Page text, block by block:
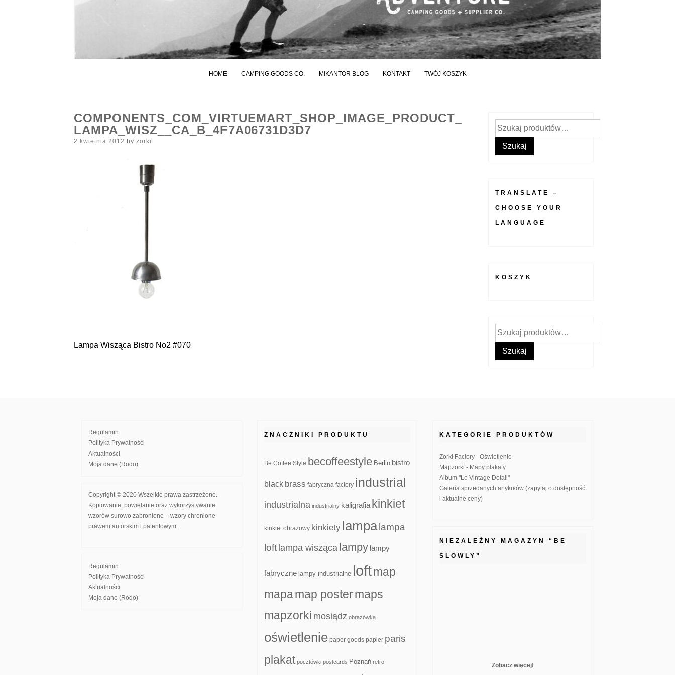
HOME CAMPING GOODS CO. MIKANTOR BLOG KONTAKT TWÓJ KOSZYK
COMPONENTS_COM_VIRTUEMART_SHOP_IMAGE_PRODUCT_
LAMPA_WISZ__CA_B_4F7A06731D3D7
Posted
2 kwietnia 2012 by zorki
Nawigacja
Lampa Wisząca Bistro No2 #070
Szukaj:
Szukaj
TRANSLATE –
CHOOSE YOUR
LANGUAGE
KOSZYK
Szukaj:
Szukaj
Regulamin
Polityka Prywatności
Aktualności
Moja dane (Rodo)
Copyright © 2020 Wszelkie prawa zastrzeżone.
Kopiowanie, powielanie oraz wykorzystywanie
wzorów surowo zabronione – wzory chronione
prawem autorskim i patentowym.
Regulamin
Polityka Prywatności
Aktualności
Moja dane (Rodo)
ZNACZNIKI PRODUKTU
Be Coffee Style becoffeestyle Berlin bistro
black brass fabryczna factory industrial
industrialna industrialny kaligrafia kinkiet
kinkiet obrazowy kinkiety lampa lampa
loft lampa wisząca lampy lampy
fabryczne lampy industrialne loftmap
mapamap postermaps
mapzorki mosiądz obrazówka
oświetlenie paper goods papier paris
plakat pocztówki postcards Poznań retro
KATEGORIE PRODUKTÓW
Zorki Factory - Oświetlenie
Mapzorki - Mapy plakaty
Album "Lo Vintage Detail"
Galeria sprzedanych artykułów (zapytaj o dostępność
i aktualne ceny)
NIEZALEŻNY MAGAZYN “BE
SLOWLY”
Zobacz więcej!